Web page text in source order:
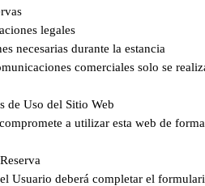
legales
necesarias durante la estancia
comerciales solo se
de Uso del Sitio Web
a utilizar esta web de
el Usuario deberá completar el